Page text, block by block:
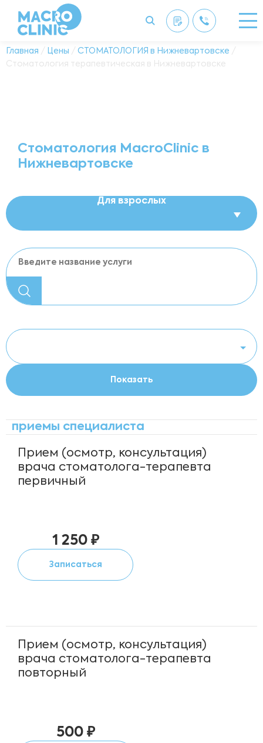
Главная / Цены / СТОМАТОЛОГИЯ в Нижневартовске /
Стоматология терапевтическая в Нижневартовске
Стоматология MacroClinic в
Нижневартовске
Для взрослых
приемы специалиста
Прием (осмотр, консультация)
врача стоматолога-терапевта
первичный
1 250 ₽
Записаться
Прием (осмотр, консультация)
врача стоматолога-терапевта
повторный
500 ₽